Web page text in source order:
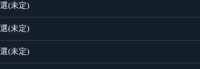
(未定)
(未定)
(未定)